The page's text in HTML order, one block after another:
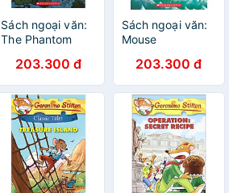
Sách ngoại văn:
The Phantom
Stilton #70),
Volume 70
203.300 đ
Sách ngoại văn:
Mouse
(Geronimo Stilton
#62), Volume 62
203.300 đ